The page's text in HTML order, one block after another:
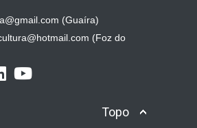
(Guaíra)
(Foz do
Topo